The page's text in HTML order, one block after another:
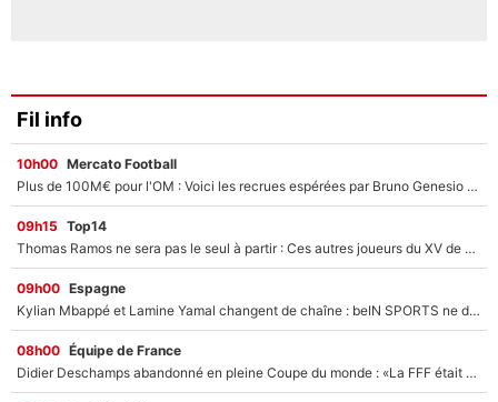
Fil info
10h00 Mercato Football
Plus de 100M€ pour l'OM : Voici les recrues espérées par Bruno Genesio et Grégory Lorenzi après l’opération dégraissage
09h15 Top14
Thomas Ramos ne sera pas le seul à partir : Ces autres joueurs du XV de France pourraient aussi quitter le Stade Toulousain, un club de Top 14 est déjà sur les rangs
09h00 Espagne
Kylian Mbappé et Lamine Yamal changent de chaîne : beIN SPORTS ne digère pas cette décision historique et prédit un fiasco pour la Liga
08h00 Équipe de France
Didier Deschamps abandonné en pleine Coupe du monde : «La FFF était déjà passée à Zinedine Zidane»